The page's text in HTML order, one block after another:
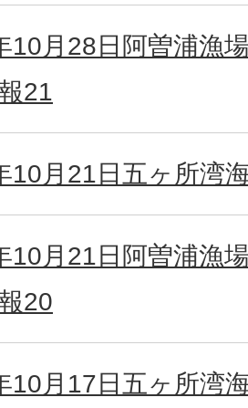
10月28日阿曽浦漁
21
10月21日五ヶ所湾
10月21日阿曽浦漁
20
10月17日五ヶ所湾